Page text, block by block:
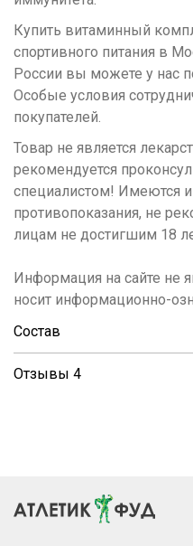
Купить витаминный
спортивного питания в
России вы можете у нас
Особые условия
покупателей.
Товар не является
рекомендуется
специалистом! Имеются
противопоказания, не
лицам не достигшим 18
Информация на сайте не
носит информационно-
Состав
Отзывы 4